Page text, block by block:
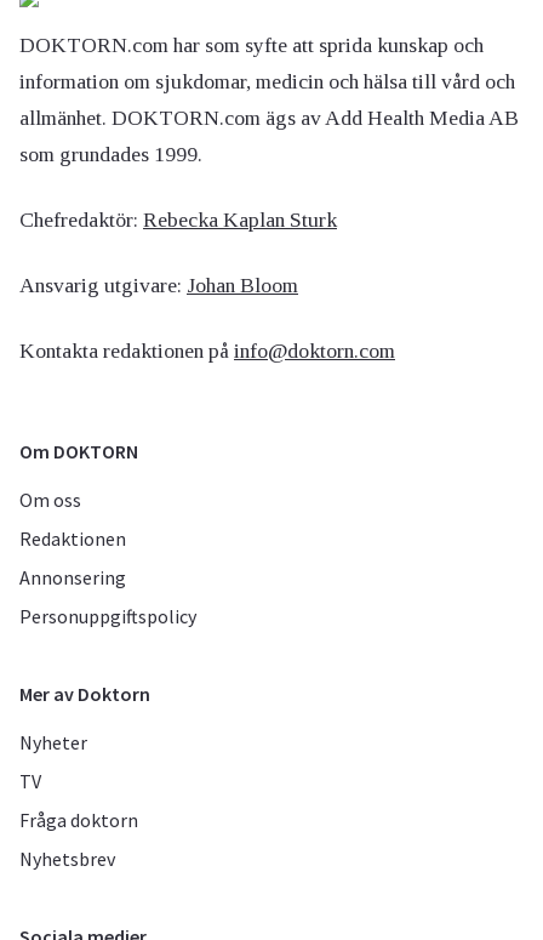
DOKTORN.com har som syfte att sprida kunskap och
information om sjukdomar, medicin och hälsa till vård och
allmänhet. DOKTORN.com ägs av Add Health Media AB
som grundades 1999.
Chefredaktör: Rebecka Kaplan Sturk
Ansvarig utgivare: Johan Bloom
Kontakta redaktionen på info@doktorn.com
Om DOKTORN
Om oss
Redaktionen
Annonsering
Personuppgiftspolicy
Mer av Doktorn
Nyheter
TV
Fråga doktorn
Nyhetsbrev